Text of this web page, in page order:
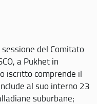
del Comitato
a Pukhet in
iscritto comprende il
al suo interno 23
suburbane;